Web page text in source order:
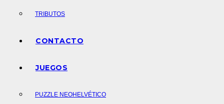
TRIBUTOS
CONTACTO
JUEGOS
PUZZLE NEOHELVÉTICO